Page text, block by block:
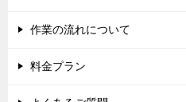
作業の流れについて
料金プラン